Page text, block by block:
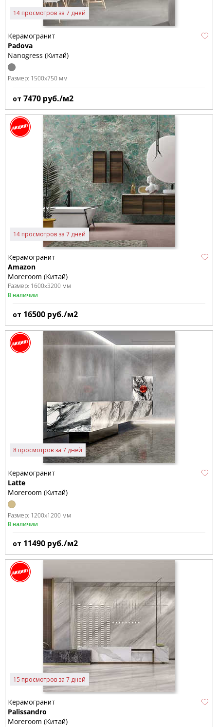
14 просмотров за 7 дней
Керамогранит
Padova
Nanogress (Китай)
Размер: 1500x750 мм
от 7470 руб./м2
14 просмотров за 7 дней
Керамогранит
Amazon
Moreroom (Китай)
Размер: 1600x3200 мм
В наличии
от 16500 руб./м2
8 просмотров за 7 дней
Керамогранит
Latte
Moreroom (Китай)
Размер: 1200x1200 мм
В наличии
от 11490 руб./м2
15 просмотров за 7 дней
Керамогранит
Palissandro
Moreroom (Китай)